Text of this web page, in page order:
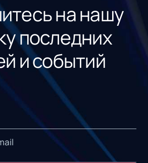
на нашу
последних
и событий